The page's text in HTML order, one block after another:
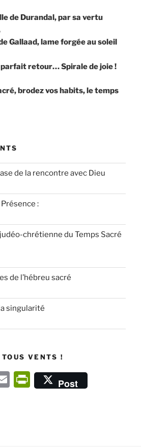
de Durandal, par sa vertu
Gallaad, lame forgée au soleil
parfait retour… Spirale de joie !
brodez vos habits, le temps
de la rencontre avec Dieu
:
chrétienne du Temps Sacré
de l’hébreu sacré
singularité
VENTS !
E
P
Post